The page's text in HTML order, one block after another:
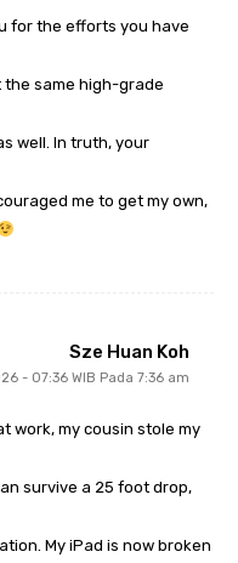
for the efforts you have
the same high-grade
well. In truth, your
me to get my own,
Sze Huan Koh
- 07:36 WIB Pada 7:36 am
work, my cousin stole my
survive a 25 foot drop,
My iPad is now broken